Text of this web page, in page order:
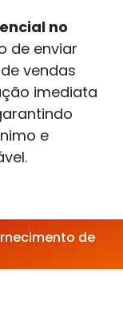
no
de enviar
vendas
imediata
e
de